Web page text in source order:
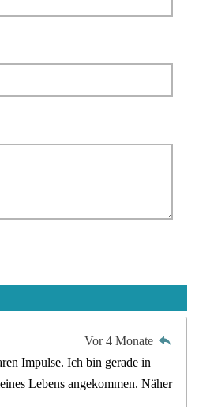
Vor 4 Monate
Impulse. Ich bin gerade in
Lebens angekommen. Näher